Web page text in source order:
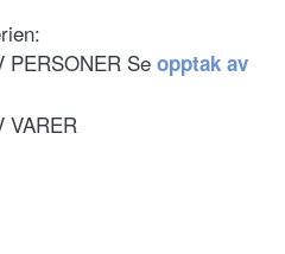
PERSONER Se opptak av
VARER